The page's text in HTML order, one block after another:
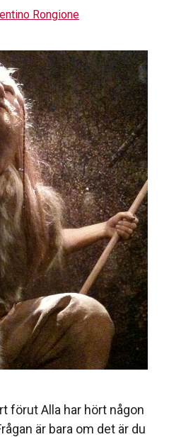
Rongione
förut Alla har hört någon
är bara om det är du